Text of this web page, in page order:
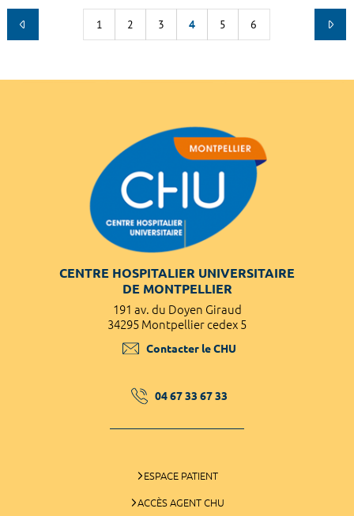
1 2 3 4 5 6
CENTRE HOSPITALIER UNIVERSITAIRE
DE MONTPELLIER
191 av. du Doyen Giraud
34295 Montpellier cedex 5
Contacter le CHU
04 67 33 67 33
ESPACE PATIENT
ACCÈS AGENT CHU